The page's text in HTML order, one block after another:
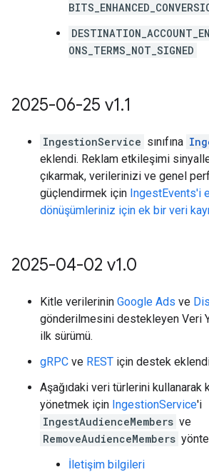
ONS_TERMS_NOT_SIGNED
2025-06-25 v1.1
IngestionService sınıfına
eklendi. Reklam etkileşimi
çıkarmak, verilerinizi ve genel
güçlendirmek için IngestEvents'i
dönüşümleriniz için ek bir veri
2025-04-02 v1.0
Kitle verilerinin Google Ads ve
gönderilmesini destekleyen Veri
ilk sürümü.
gRPC ve REST için destek
Aşağıdaki veri türlerini kullanarak
yönetmek için IngestionService'i
IngestAudienceMembers ve
RemoveAudienceMembers
İletişim bilgileri